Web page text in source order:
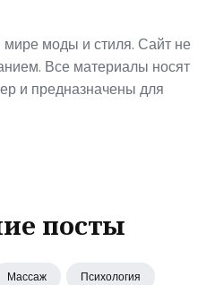
моды и стиля. Сайт не
Все материалы носят
и предназначены для
посты
Массаж Психология